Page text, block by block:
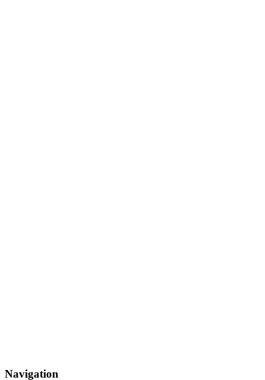
Navigation